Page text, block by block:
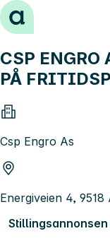
Hopp til innhold
CSP
PÅ
Csp Engro As
Energiveien 4, 9518
Stillingsannonsen